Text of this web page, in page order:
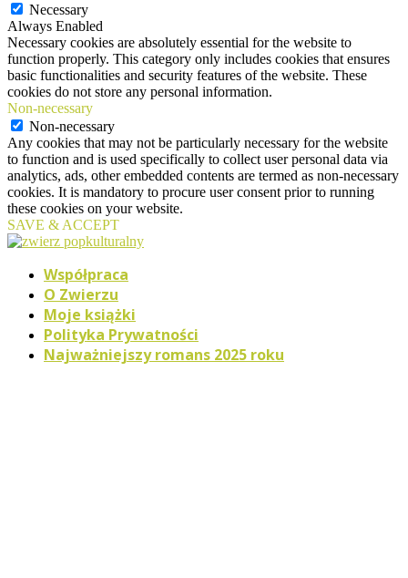
Necessary
Always Enabled
Necessary cookies are absolutely essential for the website to
function properly. This category only includes cookies that ensures
basic functionalities and security features of the website. These
cookies do not store any personal information.
Non-necessary
Non-necessary
Any cookies that may not be particularly necessary for the website
to function and is used specifically to collect user personal data via
analytics, ads, other embedded contents are termed as non-necessary
cookies. It is mandatory to procure user consent prior to running
these cookies on your website.
SAVE & ACCEPT
Współpraca
O Zwierzu
Moje książki
Polityka Prywatności
Najważniejszy romans 2025 roku